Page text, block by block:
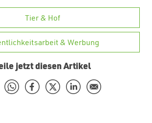
Tier & Hof
& Werbung
jetzt diesen Artikel